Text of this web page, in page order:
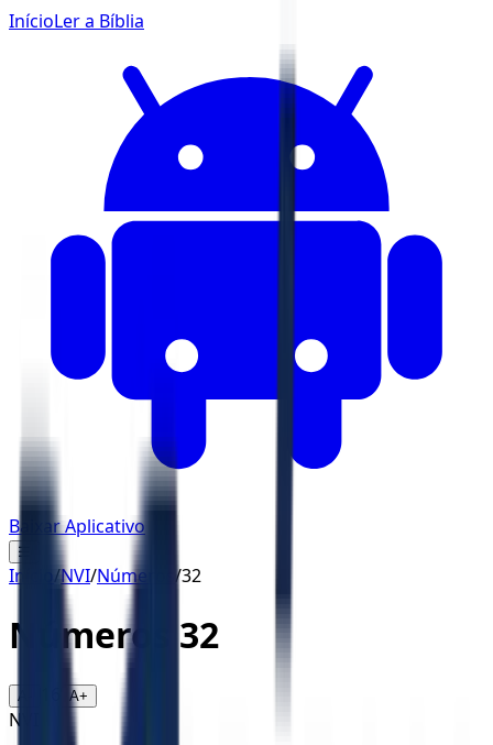
InícioLer a Bíblia
Baixar Aplicativo
☰
Início /NVI/Números /32
Números 32
A- A+
NVI